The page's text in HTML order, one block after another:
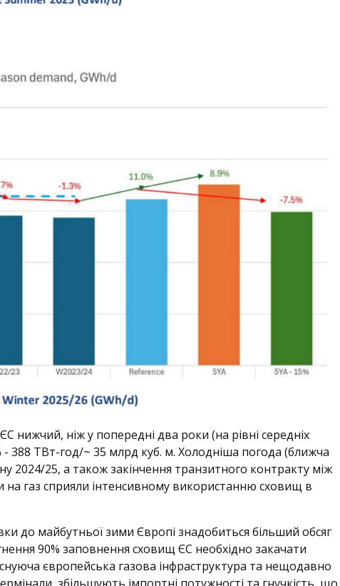
нижчий, ніж у попередні два роки (на рівні середніх
- 388 ТВт-год/~ 35 млрд куб. м. Холодніша погода (ближча
2024/25, а також закінчення транзитного контракту між
на газ сприяли інтенсивному використанню сховищ в
до майбутньої зими Європі знадобиться більший обсяг
90% заповнення сховищ ЄС необхідно закачати
європейська газова інфраструктура та нещодавно